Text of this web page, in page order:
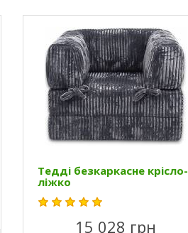
Тедді безкаркасне крісло-
ліжко
15 028 грн